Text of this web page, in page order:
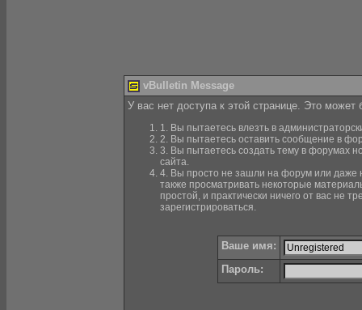
vBulletin Message
У вас нет доступа к этой странице. Это
1. Вы пытаетесь влезть в
2. Вы пытаетесь оставить сообщение в
3. Вы пытаетесь создать тему в форумах
сайта.
4. Вы просто не зашли на форум или даже
также просматривать некоторые
простой, и практически ничего от вас не
зарегистрироваться.
Ваше имя:
Пароль: